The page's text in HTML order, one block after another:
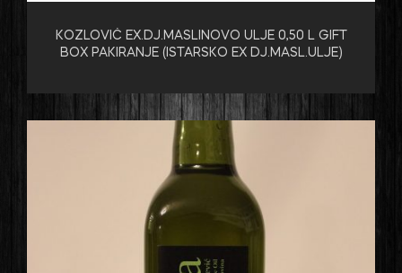
KOZLOVIĆ EX.DJ.MASLINOVO ULJE 0,50 L GIFT
BOX PAKIRANJE (ISTARSKO EX DJ.MASL.ULJE)